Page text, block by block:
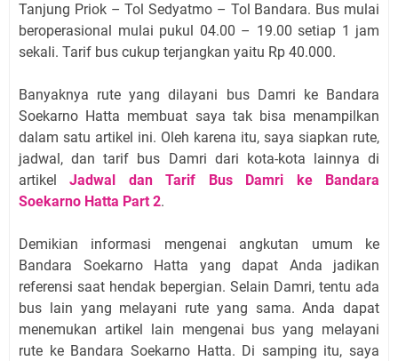
Tanjung Priok – Tol Sedyatmo – Tol Bandara. Bus mulai
beroperasional mulai pukul 04.00 – 19.00 setiap 1 jam
sekali. Tarif bus cukup terjangkan yaitu Rp 40.000.
Banyaknya rute yang dilayani bus Damri ke Bandara
Soekarno Hatta membuat saya tak bisa menampilkan
dalam satu artikel ini. Oleh karena itu, saya siapkan rute,
jadwal, dan tarif bus Damri dari kota-kota lainnya di
artikelJadwal dan Tarif Bus Damri ke Bandara
Soekarno Hatta Part 2.
Demikian informasi mengenai angkutan umum ke
Bandara Soekarno Hatta yang dapat Anda jadikan
referensi saat hendak bepergian. Selain Damri, tentu ada
bus lain yang melayani rute yang sama. Anda dapat
menemukan artikel lain mengenai bus yang melayani
rute ke Bandara Soekarno Hatta. Di samping itu, saya